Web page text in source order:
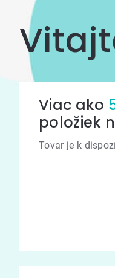
Viac ako
položiek
Tovar je k